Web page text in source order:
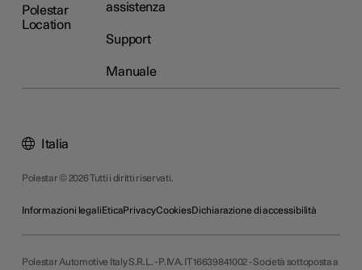
Polestar
Location
assistenza
Support
Manuale
Polestar © 2026 Tutti i diritti riservati.
Informazioni legaliEticaPrivacyCookiesDichiarazione di accessibilità
Italia
Polestar Automotive Italy S.R.L. - P.IVA. IT 16639841002 - Società sottoposta a